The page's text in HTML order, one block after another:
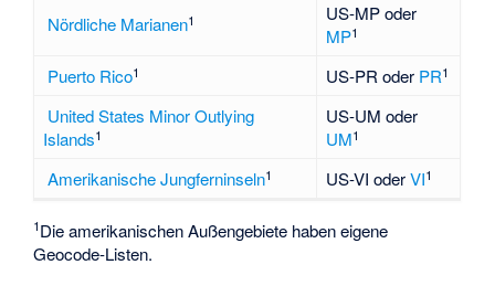
Nördliche Marianen1
US-MP oder
MP1
Puerto Rico1 US-PR oder PR1
United States Minor Outlying
Islands1
US-UM oder
UM1
Amerikanische Jungferninseln1 US-VI oderVI1
1Die amerikanischen Außengebiete haben eigene
Geocode-Listen.